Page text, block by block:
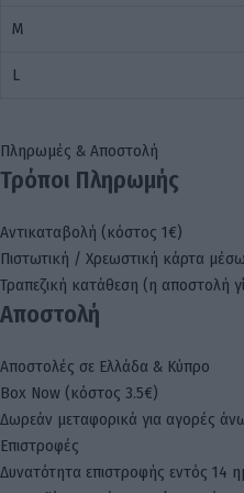
M
L
Πληρωμές & Αποστολή
Τρόποι Πληρωμής
Αντικαταβολή (κόστος 1€)
Πιστωτική / Χρεωστική κάρτα
Τραπεζική κατάθεση (η αποστολή
Αποστολή
Αποστολές σε Ελλάδα & Κύπρο
Box Now (κόστος 3.5€)
Δωρεάν μεταφορικά για αγορές
Επιστροφές
Δυνατότητα επιστροφής εντός 14